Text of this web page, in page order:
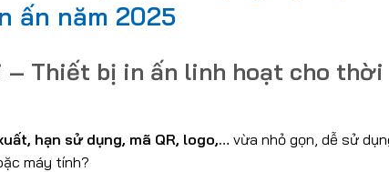
ấn năm 2025
– Thiết bị in ấn linh hoạt cho thời
hạn sử dụng, mã QR, logo,… vừa nhỏ gọn, dễ sử
máy tính?